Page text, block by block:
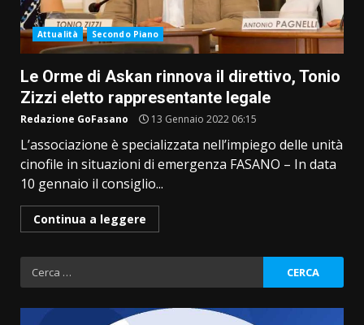
Attualità Secondo Piano
Le Orme di Askan rinnova il direttivo, Tonio
Zizzi eletto rappresentante legale
Redazione GoFasano 13 Gennaio 2022 06:15
L’associazione è specializzata nell’impiego delle unità
cinofile in situazioni di emergenza FASANO – In data
10 gennaio il consiglio...
Continua a leggere
Ricerca
per: